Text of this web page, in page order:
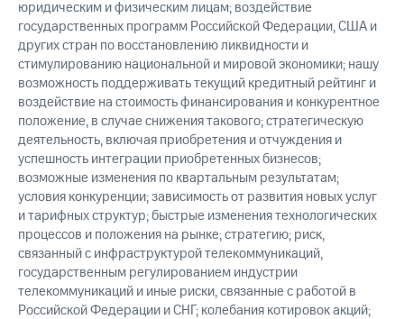
юридическим и физическим лицам; воздействие
государственных программ Российской Федерации, США и
других стран по восстановлению ликвидности и
стимулированию национальной и мировой экономики; нашу
возможность поддерживать текущий кредитный рейтинг и
воздействие на стоимость финансирования и конкурентное
положение, в случае снижения такового; стратегическую
деятельность, включая приобретения и отчуждения и
успешность интеграции приобретенных бизнесов;
возможные изменения по квартальным результатам;
условия конкуренции; зависимость от развития новых услуг
и тарифных структур; быстрые изменения технологических
процессов и положения на рынке; стратегию; риск,
связанный с инфраструктурой телекоммуникаций,
государственным регулированием индустрии
телекоммуникаций и иные риски, связанные с работой в
Российской Федерации и СНГ; колебания котировок акций;